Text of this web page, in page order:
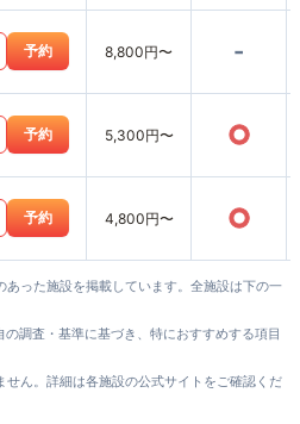
予約 8,800円〜 -
予約 5,300円〜 ○
予約 4,800円〜 ○
った施設を掲載しています。全施設は下の一
調査・基準に基づき、特におすすめする項目
ん。詳細は各施設の公式サイトをご確認くだ